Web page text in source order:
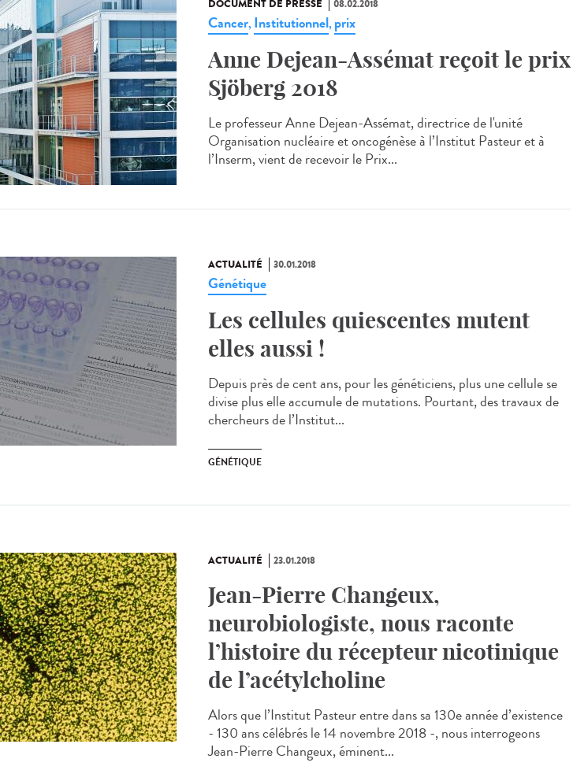
DOCUMENT DE PRESSE 08.02.2018
Cancer, Institutionnel, prix
Anne Dejean-Assémat reçoit le prix
Sjöberg 2018
Le professeur Anne Dejean-Assémat, directrice de l'unité
Organisation nucléaire et oncogénèse à l’Institut Pasteur et à
l’Inserm, vient de recevoir le Prix...
ACTUALITÉ 30.01.2018
Génétique
Les cellules quiescentes mutent
elles aussi !
Depuis près de cent ans, pour les généticiens, plus une cellule se
divise plus elle accumule de mutations. Pourtant, des travaux de
chercheurs de l’Institut...
GÉNÉTIQUE
ACTUALITÉ 23.01.2018
Jean-Pierre Changeux,
neurobiologiste, nous raconte
l’histoire du récepteur nicotinique
de l’acétylcholine
Alors que l’Institut Pasteur entre dans sa 130e année d’existence
- 130 ans célébrés le 14 novembre 2018 -, nous interrogeons
Jean-Pierre Changeux, éminent...